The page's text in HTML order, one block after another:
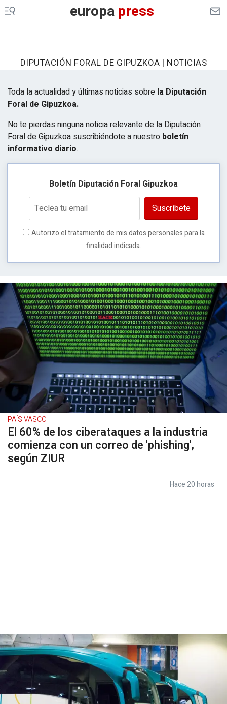
europapress
DIPUTACIÓN FORAL DE GIPUZKOA | NOTICIAS
Toda la actualidad y últimas noticias sobre la Diputación
Foral de Gipuzkoa.
No te pierdas ninguna noticia relevante de la Diputación
Foral de Gipuzkoa suscribiéndote a nuestro boletín
informativo diario.
Boletín Diputación Foral Gipuzkoa
Suscríbete
Autorizo el tratamiento de mis datos personales para la
finalidad indicada.
PAÍS VASCO
El 60% de los ciberataques a la industria
comienza con un correo de 'phishing',
según ZIUR
Hace 20 horas